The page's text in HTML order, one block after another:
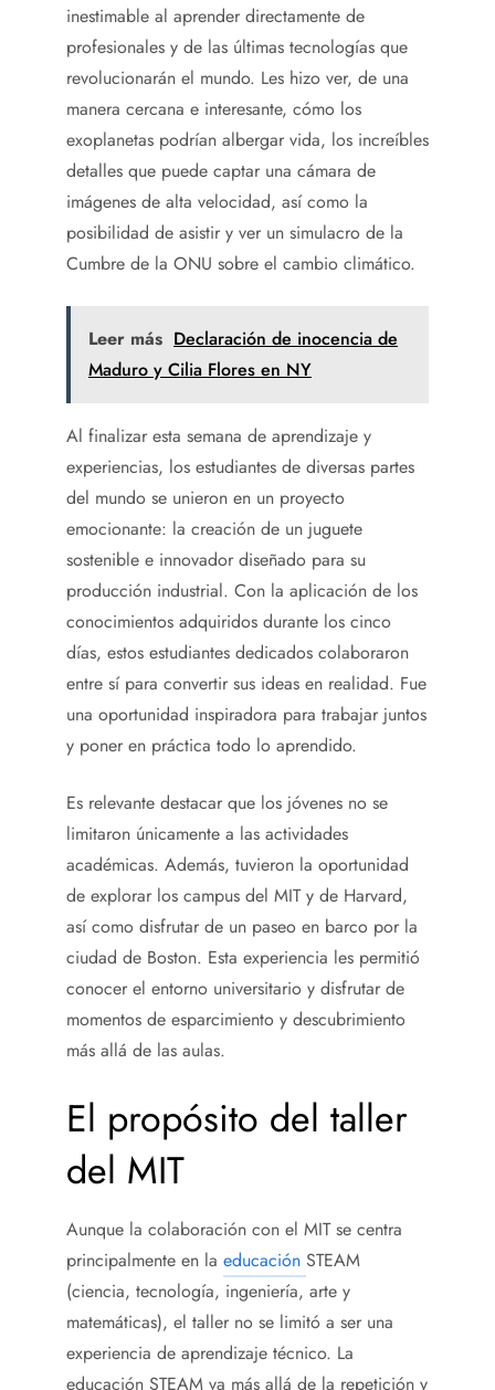
inestimable al aprender directamente de
profesionales y de las últimas tecnologías que
revolucionarán el mundo. Les hizo ver, de una
manera cercana e interesante, cómo los
exoplanetas podrían albergar vida, los increíbles
detalles que puede captar una cámara de
imágenes de alta velocidad, así como la
posibilidad de asistir y ver un simulacro de la
Cumbre de la ONU sobre el cambio climático.
Leer más Declaración de inocencia de
Maduro y Cilia Flores en NY
Al finalizar esta semana de aprendizaje y
experiencias, los estudiantes de diversas partes
del mundo se unieron en un proyecto
emocionante: la creación de un juguete
sostenible e innovador diseñado para su
producción industrial. Con la aplicación de los
conocimientos adquiridos durante los cinco
días, estos estudiantes dedicados colaboraron
entre sí para convertir sus ideas en realidad. Fue
una oportunidad inspiradora para trabajar juntos
y poner en práctica todo lo aprendido.
Es relevante destacar que los jóvenes no se
limitaron únicamente a las actividades
académicas. Además, tuvieron la oportunidad
de explorar los campus del MIT y de Harvard,
así como disfrutar de un paseo en barco por la
ciudad de Boston. Esta experiencia les permitió
conocer el entorno universitario y disfrutar de
momentos de esparcimiento y descubrimiento
más allá de las aulas.
El propósito del taller
del MIT
Aunque la colaboración con el MIT se centra
principalmente en la educación STEAM
(ciencia, tecnología, ingeniería, arte y
matemáticas), el taller no se limitó a ser una
experiencia de aprendizaje técnico. La
educación STEAM va más allá de la repetición y